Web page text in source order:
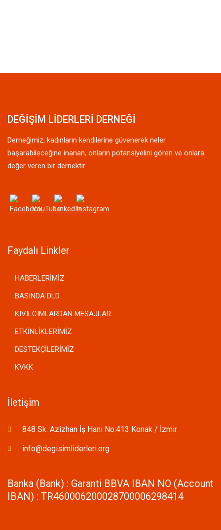
DEĞİŞİM LİDERLERİ DERNEĞİ
Derneğimiz, kadınların kendilerine güvenerek neler
başarabileceğine inanan, onların potansiyelini gören ve onlara
değer veren bir dernektir.
Faydalı Linkler
HABERLERİMİZ
BASINDA DLD
KIVILCIMLARDAN MESAJLAR
ETKİNLİKLERİMİZ
DESTEKÇİLERİMİZ
KVKK
İletişim
848 Sk. Azizhan İş Hanı No:413 Konak / İzmir
info@degisimliderleri.org
Banka (Bank) : Garanti BBVA IBAN NO (Account
IBAN) : TR460006200028700006298414